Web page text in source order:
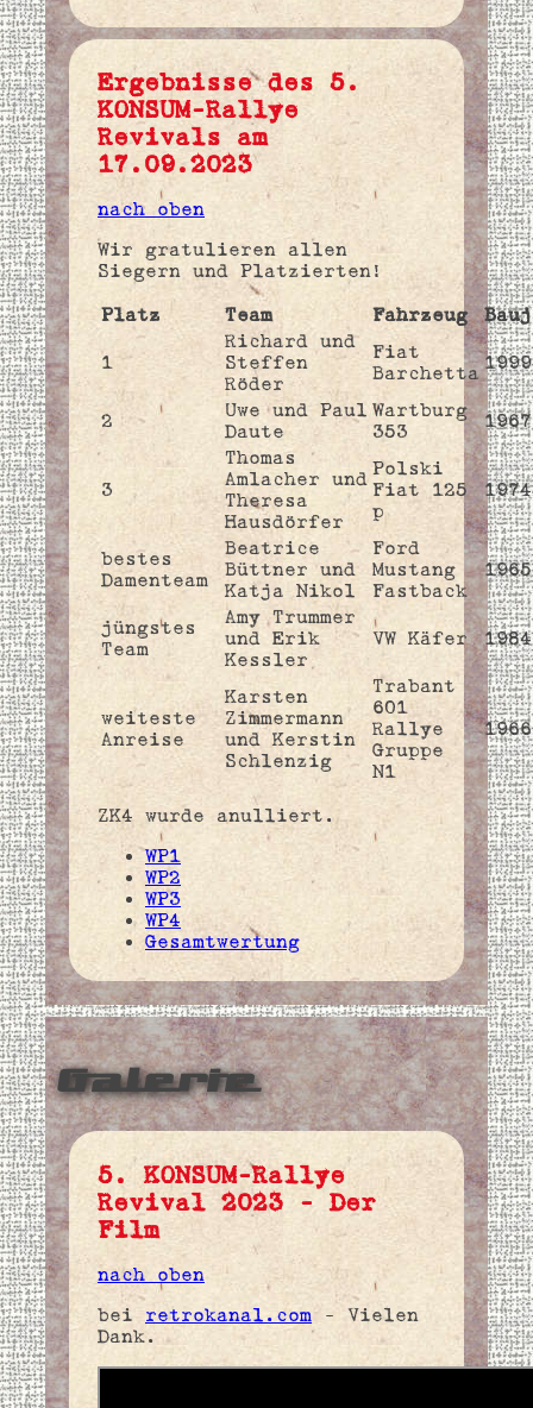
Ergebnisse des 5.
KONSUM-Rallye
Revivals am
17.09.2023
nach oben
Wir gratulieren allen
Siegern und Platzierten!
Platz Team Fahrzeug
1
Richard und
Steffen
Röder
Fiat
Barchetta 1999
2
Uwe und Paul
Daute
Wartburg
353
1967
3
Thomas
Amlacher und
Theresa
Hausdörfer
Polski
Fiat 125
p
1974
bestes
Damenteam
Beatrice
Büttner und
Katja Nikol
Ford
Mustang
Fastback
1965
jüngstes
Team
Amy Trummer
und Erik
Kessler
VW Käfer 1984
weiteste
Anreise
Karsten
Zimmermann
und Kerstin
Schlenzig
Trabant
601
Rallye
Gruppe
N1
1966
ZK4 wurde anulliert.
WP1
WP2
WP3
WP4
Gesamtwertung
Galerie
5. KONSUM-Rallye
Revival 2023 - Der
Film
nach oben
bei retrokanal.com- Vielen
Dank.